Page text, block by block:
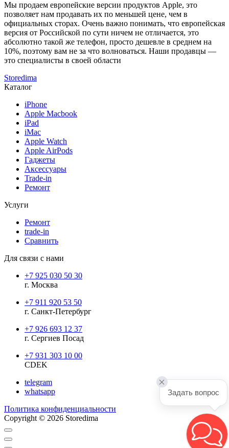
Мы продаем европейские версии продуктов Apple, это
позволяет нам продавать их по меньшей цене, чем в
официальных сторах. Очень важно понимать, что европейская
версия от Российской по сути ничем не отличается, это
абсолютно такой же телефон, просто дешевле в среднем на
10%, поэтому вам не за что волноваться. Наши продавцы —
это специалисты в своей области
Storedima
Каталог
iPhone
Apple Macbook
iPad
iMac
Apple Watch
Apple AirPods
Гаджеты
Аксессуары
Trade-in
Ремонт
Услуги
Ремонт
trade-in
Сравнить
Для связи с нами
+7 925 030 50 30
г. Москва
+7 911 920 53 50
г. Санкт-Петербург
+7 926 693 12 37
г. Сергиев Посад
+7 931 303 10 00
CDEK
telegram
whatsapp
Политика конфиденциальности
Copyright © 2026 Storedima
Задать вопрос